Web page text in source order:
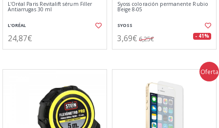
L'Oréal Paris Revitalift sérum Filler
Antiarrugas 30 ml
L'ORÉAL
24,87€
Syoss coloración permanente Rubio
Beige 8-05
SYOSS
3,69€ 6,25€ - 41%
Oferta